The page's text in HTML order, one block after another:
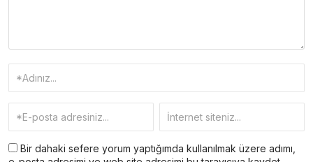
Bir dahaki sefere yorum yaptığımda kullanılmak üzere adımı,